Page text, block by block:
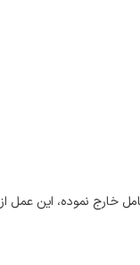
خارج نموده، این عمل از